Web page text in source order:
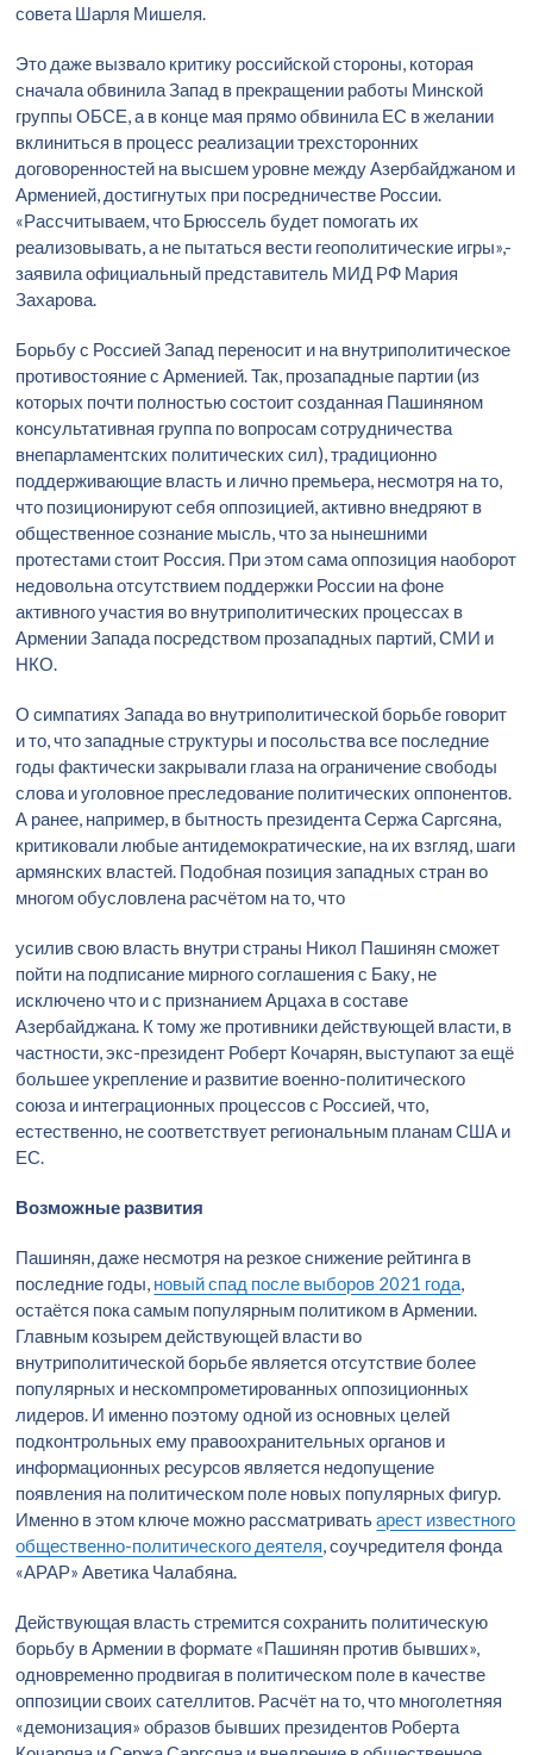
совета Шарля Мишеля.
Это даже вызвало критику российской стороны, которая
сначала обвинила Запад в прекращении работы Минской
группы ОБСЕ, а в конце мая прямо обвинила ЕС в желании
вклиниться в процесс реализации трехсторонних
договоренностей на высшем уровне между Азербайджаном и
Арменией, достигнутых при посредничестве России.
«Рассчитываем, что Брюссель будет помогать их
реализовывать, а не пытаться вести геополитические игры»,-
заявила официальный представитель МИД РФ Мария
Захарова.
Борьбу с Россией Запад переносит и на внутриполитическое
противостояние с Арменией. Так, прозападные партии (из
которых почти полностью состоит созданная Пашиняном
консультативная группа по вопросам сотрудничества
внепарламентских политических сил), традиционно
поддерживающие власть и лично премьера, несмотря на то,
что позиционируют себя оппозицией, активно внедряют в
общественное сознание мысль, что за нынешними
протестами стоит Россия. При этом сама оппозиция наоборот
недовольна отсутствием поддержки России на фоне
активного участия во внутриполитических процессах в
Армении Запада посредством прозападных партий, СМИ и
НКО.
О симпатиях Запада во внутриполитической борьбе говорит
и то, что западные структуры и посольства все последние
годы фактически закрывали глаза на ограничение свободы
слова и уголовное преследование политических оппонентов.
А ранее, например, в бытность президента Сержа Саргсяна,
критиковали любые антидемократические, на их взгляд, шаги
армянских властей. Подобная позиция западных стран во
многом обусловлена расчётом на то, что
усилив свою власть внутри страны Никол Пашинян сможет
пойти на подписание мирного соглашения с Баку, не
исключено что и с признанием Арцаха в составе
Азербайджана. К тому же противники действующей власти, в
частности, экс-президент Роберт Кочарян, выступают за ещё
большее укрепление и развитие военно-политического
союза и интеграционных процессов с Россией, что,
естественно, не соответствует региональным планам США и
ЕС.
Возможные развития
Пашинян, даже несмотря на резкое снижение рейтинга в
последние годы, новый спад после выборов 2021 года,
остаётся пока самым популярным политиком в Армении.
Главным козырем действующей власти во
внутриполитической борьбе является отсутствие более
популярных и нескомпрометированных оппозиционных
лидеров. И именно поэтому одной из основных целей
подконтрольных ему правоохранительных органов и
информационных ресурсов является недопущение
появления на политическом поле новых популярных фигур.
Именно в этом ключе можно рассматриватьарест известного
общественно-политического деятеля, соучредителя фонда
«АРАР» Аветика Чалабяна.
Действующая власть стремится сохранить политическую
борьбу в Армении в формате «Пашинян против бывших»,
одновременно продвигая в политическом поле в качестве
оппозиции своих сателлитов. Расчёт на то, что многолетняя
«демонизация» образов бывших президентов Роберта